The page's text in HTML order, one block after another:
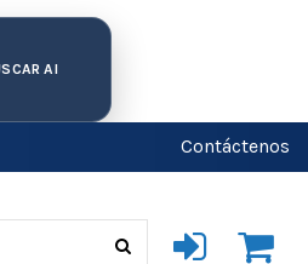
AI
Contáctenos